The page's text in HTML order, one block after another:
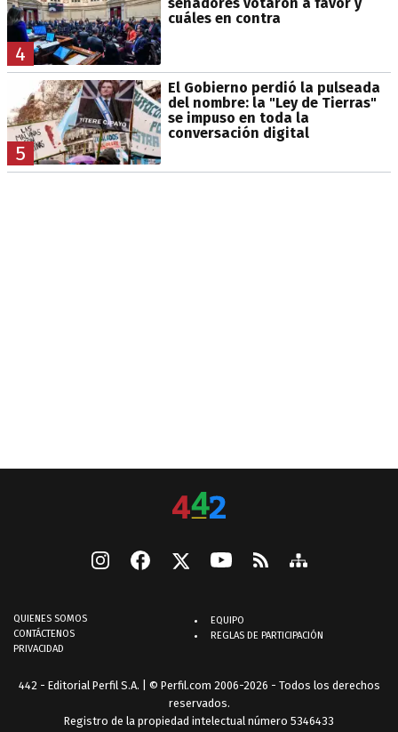
4
senadores votaron a favor y
cuáles en contra
5
El Gobierno perdió la pulseada
del nombre: la "Ley de Tierras"
se impuso en toda la
conversación digital
QUIENES SOMOS
CONTÁCTENOS
PRIVACIDAD
EQUIPO
REGLAS DE PARTICIPACIÓN
442 - Editorial Perfil S.A. | © Perfil.com 2006-2026 - Todos los derechos
reservados.
Registro de la propiedad intelectual número 5346433